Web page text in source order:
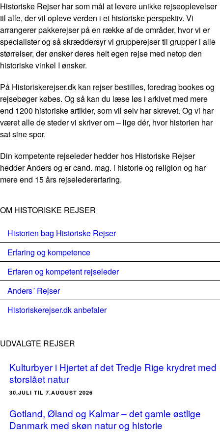
Historiske Rejser har som mål at levere unikke rejseoplevelser
til alle, der vil opleve verden i et historiske perspektiv. Vi
arrangerer pakkerejser på en række af de områder, hvor vi er
specialister og så skræddersyr vi grupperejser til grupper i alle
størrelser, der ønsker deres helt egen rejse med netop den
historiske vinkel I ønsker.
På Historiskerejser.dk kan rejser bestilles, foredrag bookes og
rejsebøger købes. Og så kan du læse løs i arkivet med mere
end 1200 historiske artikler, som vil selv har skrevet. Og vi har
været alle de steder vi skriver om – lige dér, hvor historien har
sat sine spor.
Din kompetente rejseleder hedder hos Historiske Rejser
hedder Anders og er cand. mag. i historie og religion og har
mere end 15 års rejseledererfaring.
OM HISTORISKE REJSER
Historien bag Historiske Rejser
Erfaring og kompetence
Erfaren og kompetent rejseleder
Anders´ Rejser
Historiskerejser.dk anbefaler
UDVALGTE REJSER
Kulturbyer i Hjertet af det Tredje Rige krydret med
storslået natur
30.JULI TIL 7.AUGUST 2026
Gotland, Øland og Kalmar – det gamle østlige
Danmark med skøn natur og historie